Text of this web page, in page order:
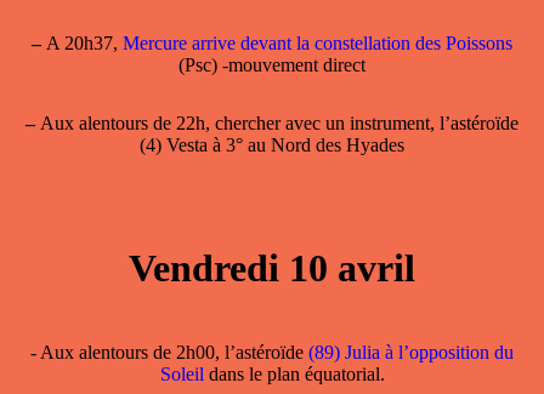
–A 20h37, Mercure arrive devant la constellation des Poissons
(Psc) -mouvement direct
–Aux alentours de 22h, chercher avec un instrument, l’astéroïde
(4) Vesta à 3° au Nord des Hyades
Vendredi 10 avril
- Aux alentours de 2h00, l’astéroïde (89) Julia à l’opposition du
Soleil dans le plan équatorial.